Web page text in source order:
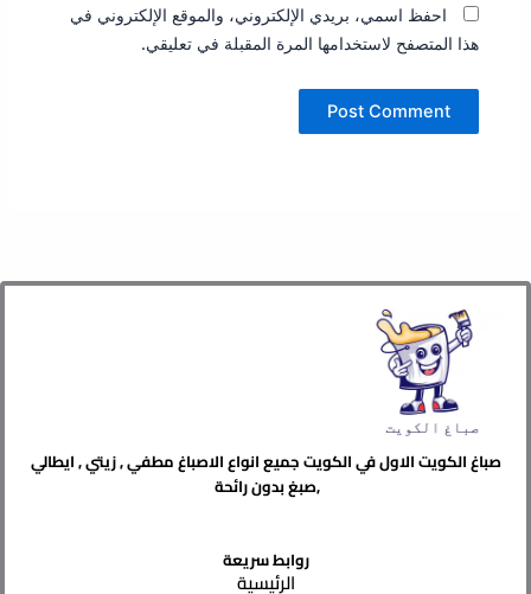
احفظ اسمي، بريدي الإلكتروني، والموقع الإلكتروني في
هذا المتصفح لاستخدامها المرة المقبلة في تعليقي.
صباغ الكويت الاول في الكويت جميع انواع الاصباغ مطفي , زيتي , ايطالي
,صبغ بدون رائحة
روابط سريعة
الرئيسية